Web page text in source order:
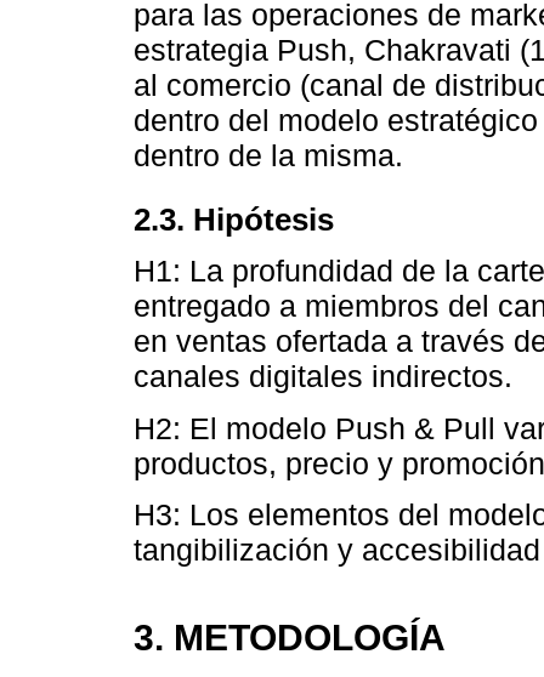
para las operaciones de
estrategia Push, Chakravati
al comercio (canal de
dentro del modelo
dentro de la misma.
2.3. Hipótesis
H1: La profundidad de la
entregado a miembros del
en ventas ofertada a través
canales digitales indirectos.
H2: El modelo Push & Pull
productos, precio y
H3: Los elementos del
tangibilización y
3. METODOLOGÍA